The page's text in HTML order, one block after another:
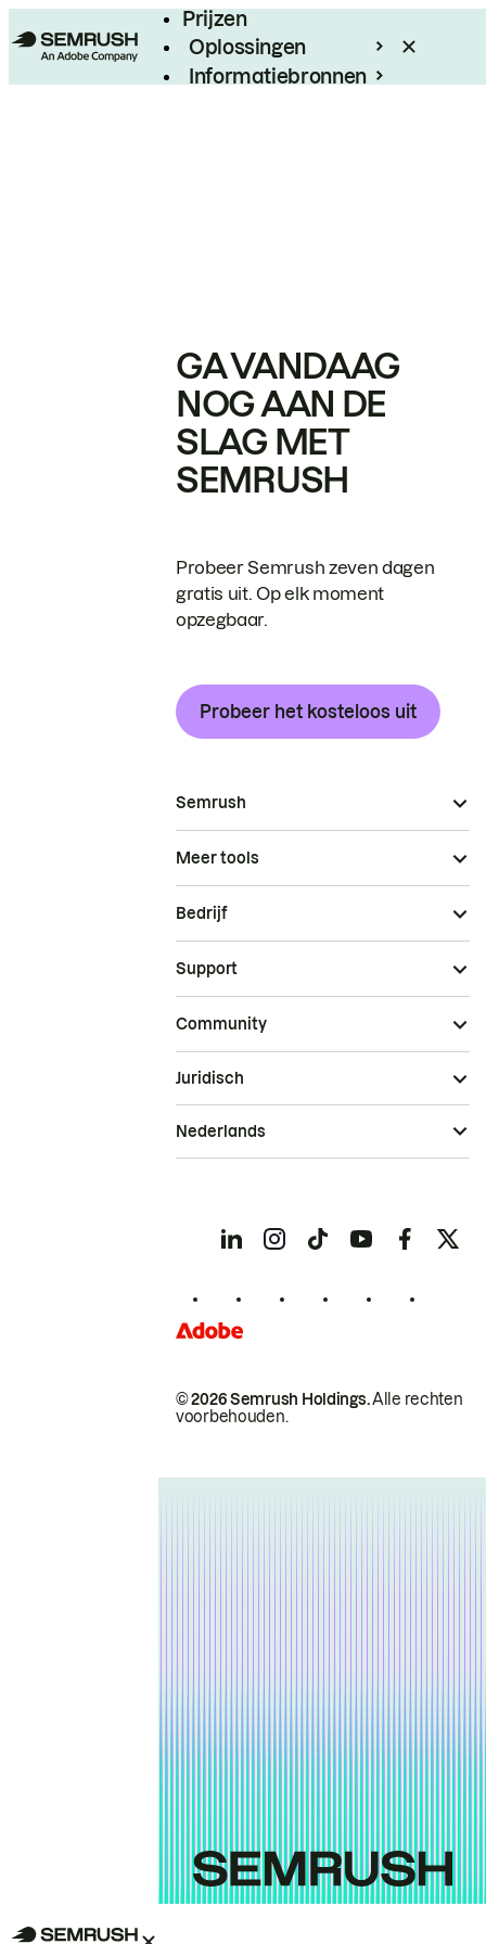
Prijzen
Oplossingen
Informatiebronnen
GA VANDAAG
NOG AAN DE
SLAG MET
SEMRUSH
Probeer Semrush zeven dagen
gratis uit. Op elk moment
opzegbaar.
Probeer het kosteloos uit
Semrush
Meer tools
Bedrijf
Support
Community
© 2026 Semrush Holdings.Alle rechten
voorbehouden.
Juridisch
Nederlands